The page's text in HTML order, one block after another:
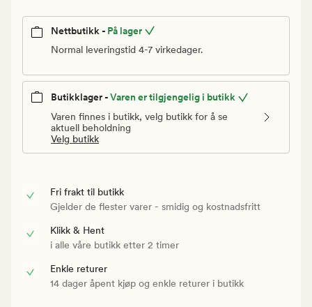
Nettbutikk - På lager
Normal leveringstid 4-7 virkedager.
Butikklager -Varen er tilgjengelig i butikk
Varen finnes i butikk, velg butikk for å se
aktuell beholdning
Velg butikk
Fri frakt til butikk
Gjelder de flester varer - smidig og kostnadsfritt
Klikk & Hent
i alle våre butikk etter 2 timer
Enkle returer
14 dager åpent kjøp og enkle returer i butikk